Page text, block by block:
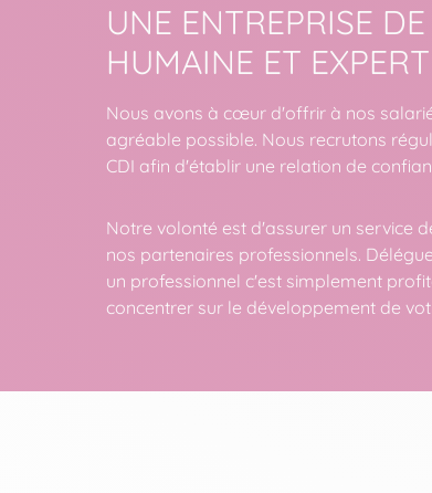
UNE ENTREPRISE
HUMAINE ET
Nous avons à cœur d'offrir à nos
agréable possible. Nous recrutons
CDI afin d'établir une relation de
Notre volonté est d'assurer un service
nos partenaires professionnels.
un professionnel c'est simplement
concentrer sur le développement de